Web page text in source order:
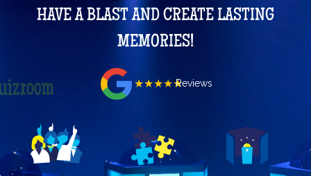
HAVE A BLAST AND CREATE LASTING
MEMORIES!
★★★★★Reviews